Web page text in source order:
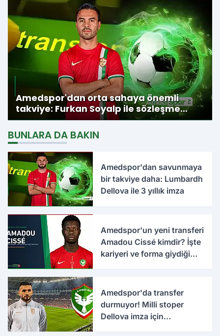
Amedspor'dan orta sahaya önemli
takviye: Furkan Soyalp ile sözleşme
imzalandı
BUNLARA DA BAKIN
Amedspor'dan savunmaya
bir takviye daha: Lumbardh
Dellova ile 3 yıllık imza
Amedspor'un yeni transferi
Amadou Cissé kimdir? İşte
kariyeri ve forma giydiği
Amedspor'da transfer
durmuyor! Milli stoper
Dellova imza için